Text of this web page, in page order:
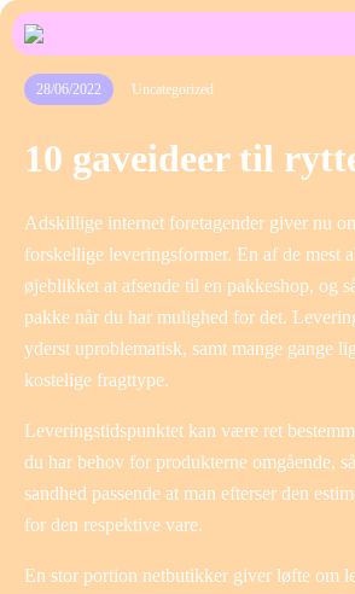
28/06/2022 Uncategorized
10 gaveideer til
Adskillige internet foretagender giver nu
forskellige leveringsformer. En af de mest
øjeblikket at afsende til en pakkeshop, og
pakke når du har mulighed for det.
yderst uproblematisk, samt mange gange
kostelige fragttype.
Leveringstidspunktet kan være ret
du har behov for produkterne omgående,
sandhed passende at man efterser den
for den respektive vare.
En stor portion netbutikker giver løfte om